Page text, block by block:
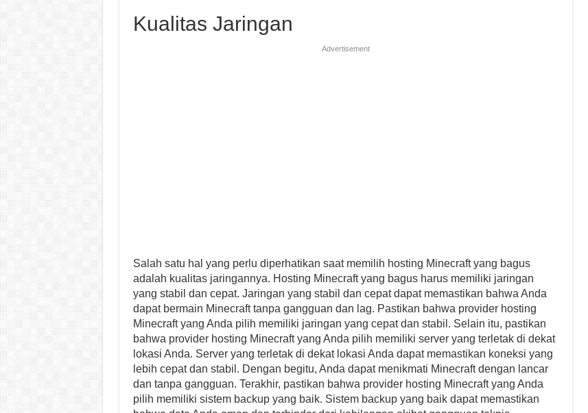
Kualitas Jaringan
Advertisement
Salah satu hal yang perlu diperhatikan saat memilih hosting Minecraft yang bagus
adalah kualitas jaringannya. Hosting Minecraft yang bagus harus memiliki jaringan
yang stabil dan cepat. Jaringan yang stabil dan cepat dapat memastikan bahwa Anda
dapat bermain Minecraft tanpa gangguan dan lag. Pastikan bahwa provider hosting
Minecraft yang Anda pilih memiliki jaringan yang cepat dan stabil. Selain itu, pastikan
bahwa provider hosting Minecraft yang Anda pilih memiliki server yang terletak di dekat
lokasi Anda. Server yang terletak di dekat lokasi Anda dapat memastikan koneksi yang
lebih cepat dan stabil. Dengan begitu, Anda dapat menikmati Minecraft dengan lancar
dan tanpa gangguan. Terakhir, pastikan bahwa provider hosting Minecraft yang Anda
pilih memiliki sistem backup yang baik. Sistem backup yang baik dapat memastikan